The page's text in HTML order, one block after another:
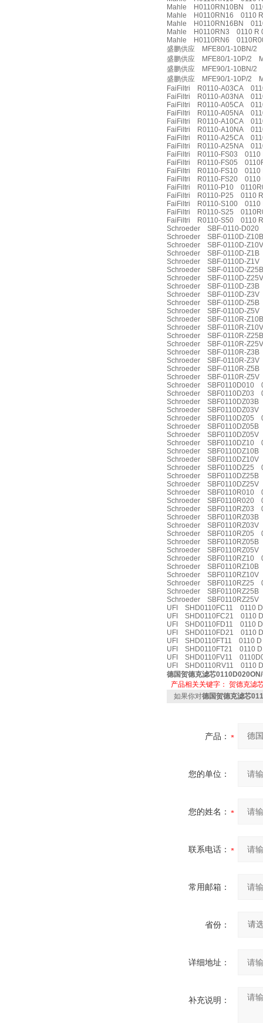
Mahle H0110RN10BN
Mahle H0110RN16 0110 R
Mahle H0110RN16BN
Mahle H0110RN3 0110 R
Mahle H0110RN6
盛鹏供应 MFE80/1-10BN/2
盛鹏供应 MFE80/1-10P/2
盛鹏供应 MFE90/1-10BN/2
盛鹏供应 MFE90/1-10P/2
FaiFiltri R0110-A03CA
FaiFiltri R0110-A03NA
FaiFiltri R0110-A05CA
FaiFiltri R0110-A05NA
FaiFiltri R0110-A10CA
FaiFiltri R0110-A10NA
FaiFiltri R0110-A25CA
FaiFiltri R0110-A25NA
FaiFiltri R0110-FS03 0110
FaiFiltri R0110-FS05
FaiFiltri R0110-FS10 0110
FaiFiltri R0110-FS20 0110
FaiFiltri R0110-P10
FaiFiltri R0110-P25 0110
FaiFiltri R0110-S100 0110
FaiFiltri R0110-S25
FaiFiltri R0110-S50 0110
Schroeder SBF-0110-D020
Schroeder SBF-0110D-
Schroeder SBF-0110D-
Schroeder SBF-0110D-
Schroeder SBF-0110D-Z1V
Schroeder SBF-0110D-
Schroeder SBF-0110D-
Schroeder SBF-0110D-
Schroeder SBF-0110D-Z3V
Schroeder SBF-0110D-
Schroeder SBF-0110D-
Schroeder SBF-0110R-
Schroeder SBF-0110R-
Schroeder SBF-0110R-
Schroeder SBF-0110R-
Schroeder SBF-0110R-
Schroeder SBF-0110R-Z3V
Schroeder SBF-0110R-
Schroeder SBF-0110R-Z5V
Schroeder SBF0110D010
Schroeder SBF0110DZ03
Schroeder
Schroeder SBF0110DZ03V
Schroeder SBF0110DZ05
Schroeder SBF0110DZ05B
Schroeder SBF0110DZ05V
Schroeder SBF0110DZ10
Schroeder SBF0110DZ10B
Schroeder SBF0110DZ10V
Schroeder SBF0110DZ25
Schroeder SBF0110DZ25B
Schroeder SBF0110DZ25V
Schroeder SBF0110R010
Schroeder SBF0110R020
Schroeder SBF0110RZ03
Schroeder SBF0110RZ03B
Schroeder SBF0110RZ03V
Schroeder SBF0110RZ05
Schroeder SBF0110RZ05B
Schroeder SBF0110RZ05V
Schroeder SBF0110RZ10
Schroeder
Schroeder SBF0110RZ10V
Schroeder SBF0110RZ25
Schroeder
Schroeder SBF0110RZ25V
UFI SHD0110FC11 0110 D
UFI SHD0110FC21 0110
UFI SHD0110FD11 0110 D
UFI SHD0110FD21 0110
UFI SHD0110FT11 0110 D
UFI SHD0110FT21 0110 D
UFI SHD0110FV11
UFI SHD0110RV11 0110
德国贺德克滤芯
产品相关关键字： 贺德克滤
如果你对德国贺德克滤芯
产品：
您的单位：
您的姓名：
联系电话：
常用邮箱：
省份：
详细地址：
补充说明：